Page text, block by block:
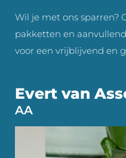
Wil je met ons sparren?
pakketten en
voor een vrijblijvend en
Evert van
AA